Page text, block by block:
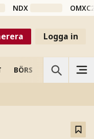
NDX
Logga in
BÖRS VETENSKAP